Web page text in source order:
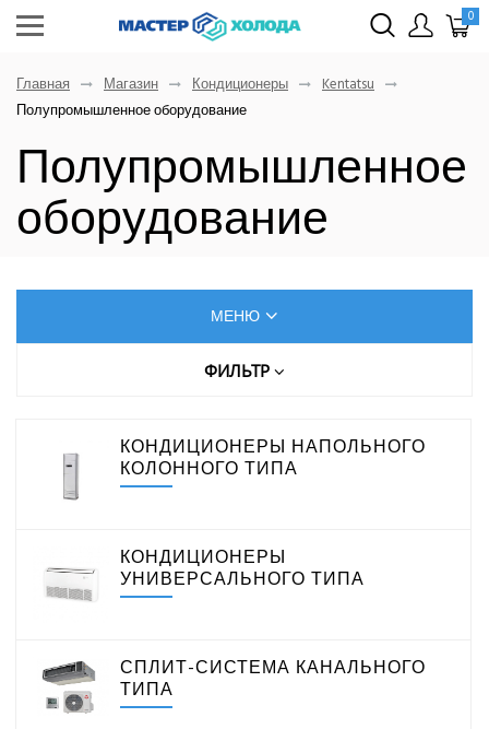
0
Главная Магазин Кондиционеры
Kentatsu
Полупромышленное оборудование
Полупромышленное
оборудование
МЕНЮ
Dahatsu
Denko
Eurohoff
Gorenje
Ynovik
ALFACOOL
BALLU
ФИЛЬТР
До
МОЩНОСТЬ ОХЛАЖДЕНИЯ, КВТ
КОНДИЦИОНЕРЫ НАПОЛЬНОГО
КОЛОННОГО ТИПА
КОНДИЦИОНЕРЫ
УНИВЕРСАЛЬНОГО ТИПА
СПЛИТ-СИСТЕМА КАНАЛЬНОГО
ТИПА